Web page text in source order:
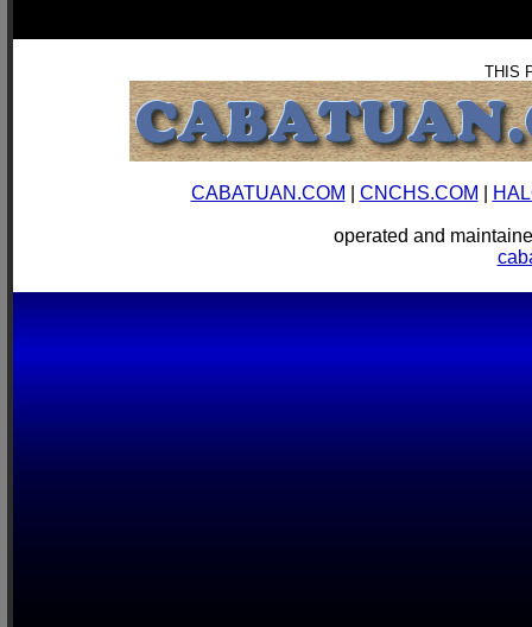
THIS
CABATUAN.COM CNCHS.COM
operated and